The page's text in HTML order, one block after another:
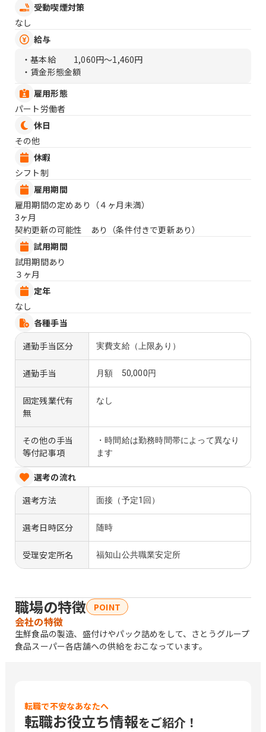
受動喫煙対策
なし
給与
・基本給
1,060円〜1,460円
・賃金形態金額
雇用形態
パート労働者
休日
その他
休暇
シフト制
雇用期間
雇用期間の定めあり（４ヶ月未満）
3ヶ月
契約更新の可能性 あり（条件付きで更新あり）
試用期間
試用期間あり
３ヶ月
定年
なし
各種手当
通勤手当区分
実費支給（上限あり）
通勤手当 月額 50,000円
固定残業代有
無
なし
その他の手当
等付記事項
・時間給は勤務時間帯によって異なり
ます
選考の流れ
選考方法
面接（予定1回）
選考日時区分 随時
受理安定所名 福知山公共職業安定所
職場の特徴 POINT
会社の特徴
生鮮食品の製造、盛付けやパック詰めをして、さとうグループ
食品スーパー各店舗への供給をおこなっています。
転職で不安なあなたへ
転職お役立ち情報をご紹介！